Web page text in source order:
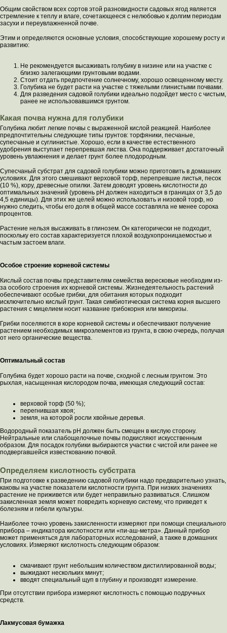
Общим свойством всех сортов этой разновидности садовых ягод является
стремление к теплу и влаге, сочетающееся с нелюбовью к долгим периодам
засухи и переувлажненной почве.
Этим и определяются основные условия, способствующие хорошему росту и
развитию:
Не рекомендуется высаживать голубику в низине или на участке с
близко залегающими грунтовыми водами.
Стоит отдать предпочтение солнечному, хорошо освещенному месту.
Голубика не будет расти на участке с тяжелыми глинистыми почвами.
Для разведения садовой голубики идеально подойдет место с чистым,
ранее не использовавшимся грунтом.
Какая почва нужна для голубики
Голубика любит легкие почвы с выраженной кислой реакцией. Наиболее
предпочтительны следующие типы грунтов: торфяники, песчаные,
супесчаные и суглинистые. Хорошо, если в качестве естественного
удобрения выступает перепревшая листва. Она поддерживает достаточный
уровень увлажнения и делает грунт более плодородным.
Супесчаный субстрат для садовой голубики можно приготовить в домашних
условиях. Для этого смешивают верховой торф, перепревшие листья, песок
(10 %), кору, древесные опилки. Затем доводят уровень кислотности до
оптимальных значений (уровень рН должен находиться в границах от 3,5 до
4,5 единицы). Для этих же целей можно использовать и низовой торф, но
нужно следить, чтобы его доля в общей массе составляла не менее сорока
процентов.
Растение нельзя высаживать в глинозем. Он категорически не подходит,
поскольку его состав характеризуется плохой воздухопроницаемостью и
частым застоем влаги.
Особое строение корневой системы
Кислый состав почвы представителям семейства вересковые необходим из-
за особого строения их корневой системы. Жизнедеятельность растений
обеспечивают особые грибки, для обитания которых подходит
исключительно кислый грунт. Такая симбиотическая система корня высшего
растения с мицелием носит название грибокорня или микоризы.
Грибки поселяются в коре корневой системы и обеспечивают получение
растением необходимых микроэлементов из грунта, в свою очередь, получая
от него органические вещества.
Оптимальный состав
Голубика будет хорошо расти на почве, сходной с лесным грунтом. Это
рыхлая, насыщенная кислородом почва, имеющая следующий состав:
верховой торф (50 %);
перегнившая хвоя;
земля, на которой росли хвойные деревья.
Водородный показатель рН должен быть смещен в кислую сторону.
Нейтральные или слабощелочные почвы подкисляют искусственным
образом. Для посадок голубики выбираются участки с чистой или ранее не
подвергавшейся известкованию почвой.
Определяем кислотность субстрата
При подготовке к разведению садовой голубики надо предварительно узнать,
каковы на участке показатели кислотности грунта. При низких значениях
растение не приживется или будет неправильно развиваться. Слишком
закисленная земля может повредить корневую систему, что приведет к
болезням и гибели культуры.
Наиболее точно уровень закисленности измеряют при помощи специального
прибора – индикатора кислотности или «пи-аш-метра». Данный прибор
может применяться для лабораторных исследований, а также в домашних
условиях. Измеряют кислотность следующим образом:
смачивают грунт небольшим количеством дистиллированной воды;
выжидают нескольких минут;
вводят специальный щуп в глубину и производят измерение.
При отсутствии прибора измеряют кислотность с помощью подручных
средств.
Лакмусовая бумажка